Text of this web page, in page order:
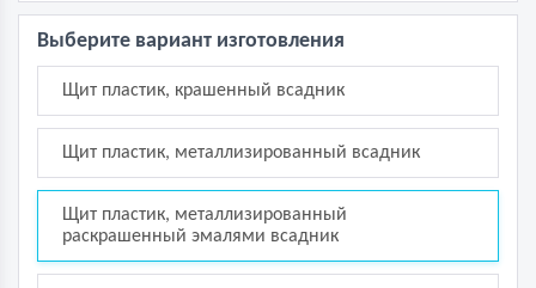
Выберите вариант изготовления
Щит пластик, крашенный всадник
Щит пластик, металлизированный всадник
Щит пластик, металлизированный
раскрашенный эмалями всадник